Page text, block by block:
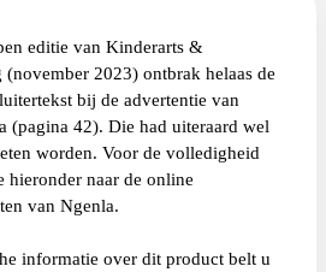
editie van Kinderarts &
(november 2023) ontbrak helaas de
bij de advertentie van
(pagina 42). Die had uiteraard wel
worden. Voor de volledigheid
hieronder naar de online
van Ngenla.
informatie over dit product belt u